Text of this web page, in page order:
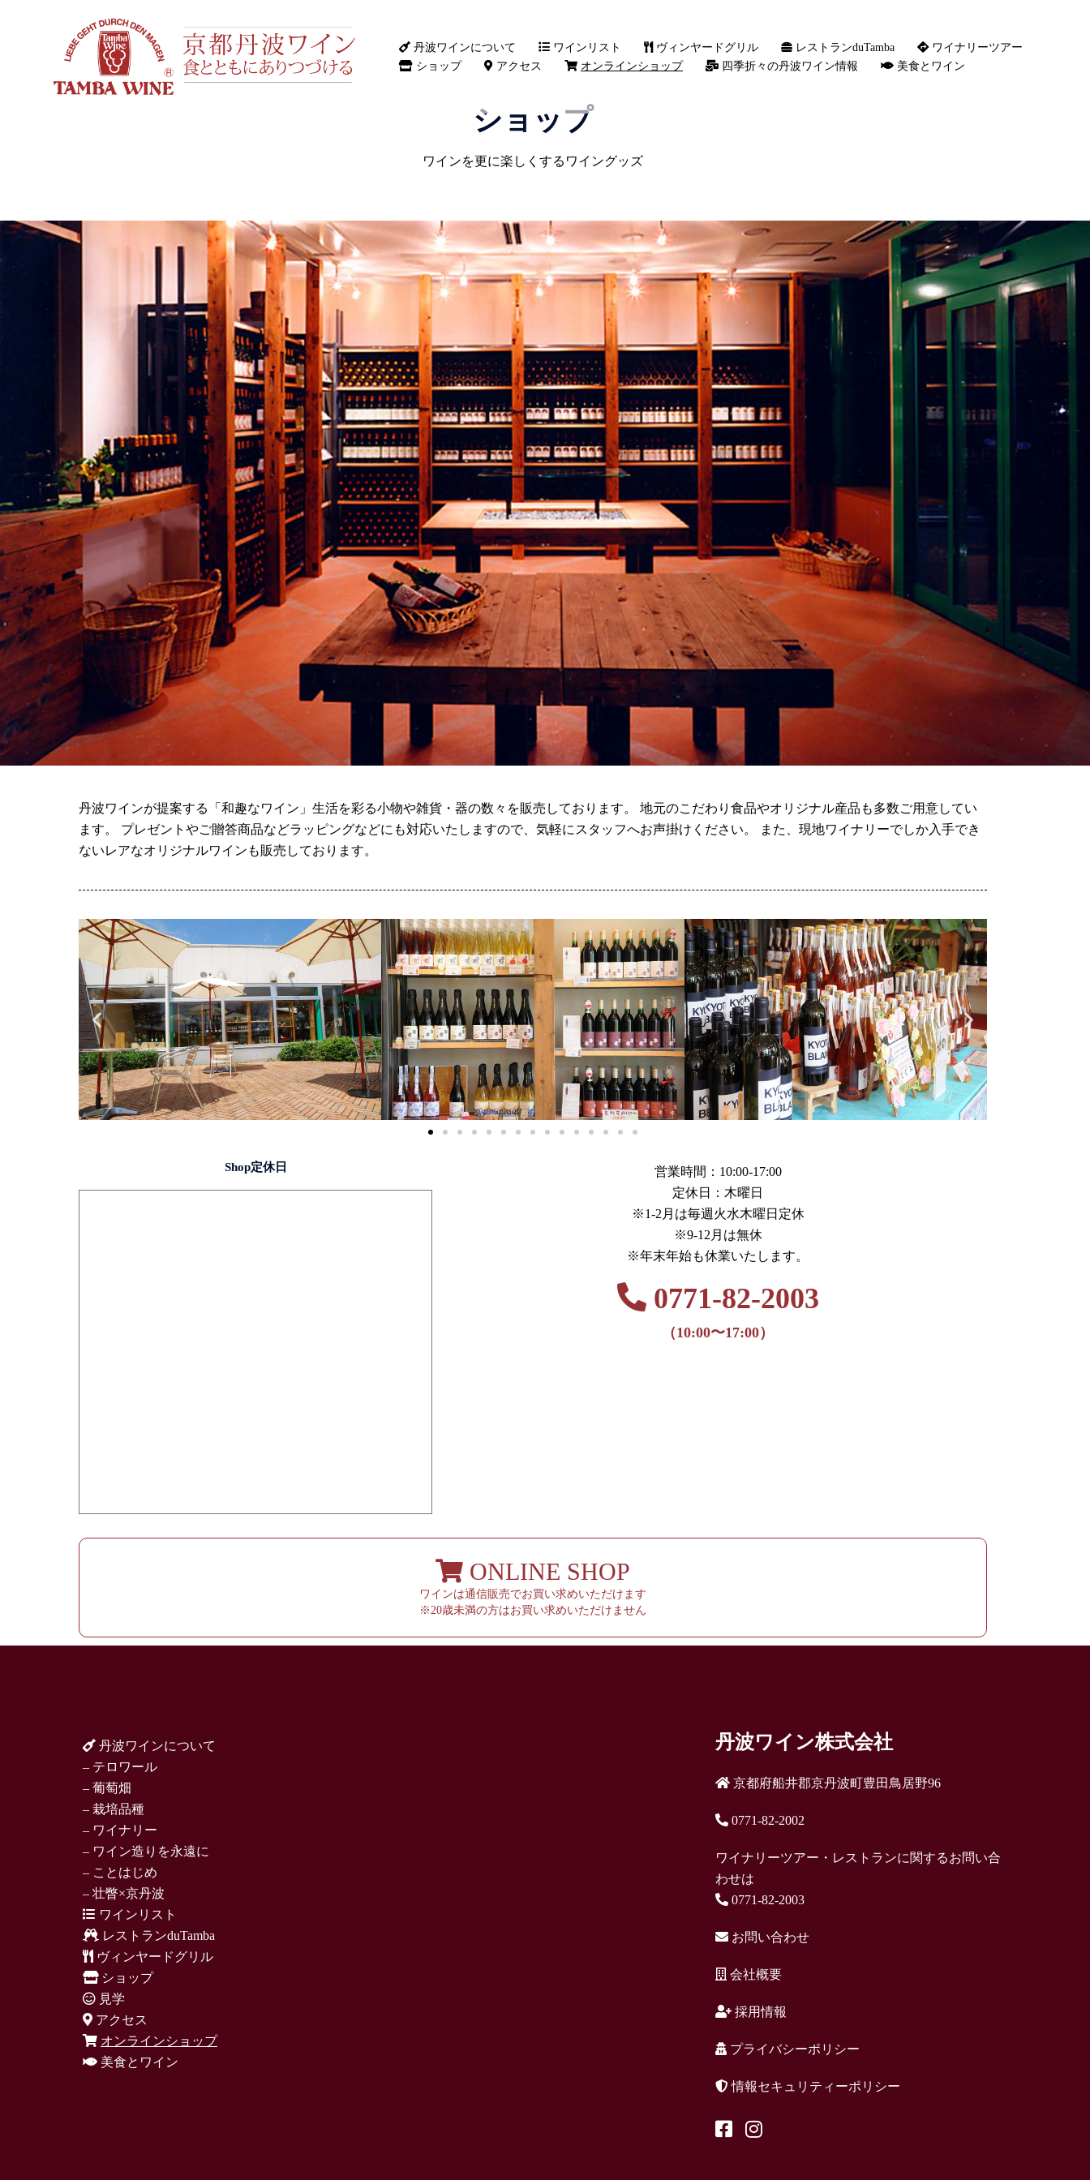
丹波ワインについて ワインリスト ヴィンヤードグリル レストランduTamba
ワイナリーツアー
ショップ
アクセス オンラインショップ 四季折々の丹波ワイン情報 美食とワイン
ショップ
ワインを更に楽しくするワイングッズ
丹波ワインが提案する「和趣なワイン」生活を彩る小物や雑貨・器の数々を販売しております。 地元のこだわり食品やオリジナル産品も多数ご用意してい
ます。 プレゼントやご贈答商品などラッピングなどにも対応いたしますので、気軽にスタッフへお声掛けください。 また、現地ワイナリーでしか入手でき
ないレアなオリジナルワインも販売しております。
Shop定休日
営業時間：10:00-17:00
定休日：木曜日
※1-2月は毎週火水木曜日定休
※9-12月は無休
※年末年始も休業いたします。
0771-82-2003
（10:00〜17:00）
ONLINE SHOP
ワインは通信販売でお買い求めいただけます
※20歳未満の方はお買い求めいただけません
丹波ワインについて
– テロワール
– 葡萄畑
– 栽培品種
– ワイナリー
– ワイン造りを永遠に
– ことはじめ
– 壮瞥×京丹波
ワインリスト
レストランduTamba
ヴィンヤードグリル
ショップ
見学
アクセス
オンラインショップ
美食とワイン
丹波ワイン株式会社
京都府船井郡京丹波町豊田鳥居野96
0771-82-2002
ワイナリーツアー・レストランに関するお問い合
わせは
0771-82-2003
お問い合わせ
会社概要
採用情報
プライバシーポリシー
情報セキュリティーポリシー